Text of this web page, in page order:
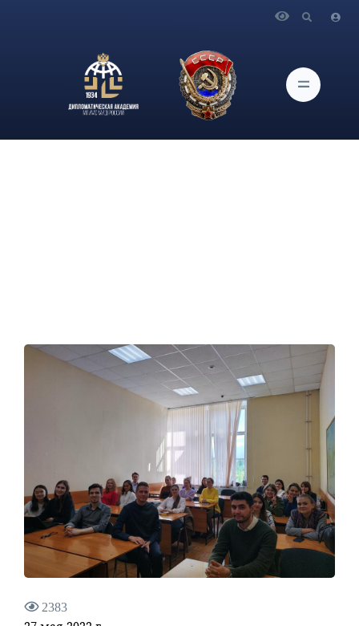
кафедры романо-германских языков с итальянской
художницей Кристиной Броджи и викторина “Загадочная
2383